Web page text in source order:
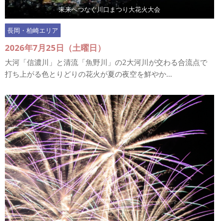
未来へつなぐ川口まつり大花火大会
長岡・柏崎エリア
2026年7月25日（土曜日）
大河「信濃川」と清流「魚野川」の2大河川が交わる合流点で
打ち上がる色とりどりの花火が夏の夜空を鮮やか...